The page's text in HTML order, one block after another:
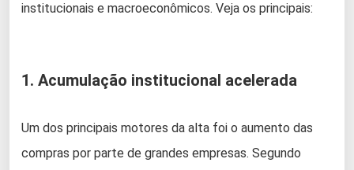
institucionais e macroeconômicos. Veja os principais:
1. Acumulação institucional acelerada
Um dos principais motores da alta foi o aumento das
compras por parte de grandes empresas. Segundo